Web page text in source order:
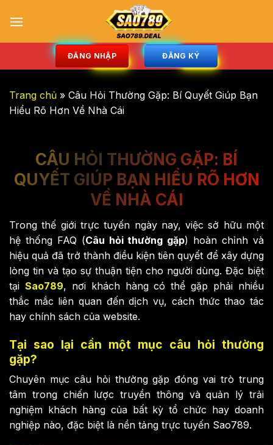
qua
ĐĂNG NHẬP ĐĂNG KÝ
Trang chủ » Câu Hỏi Thường Gặp: Bí Quyết Giúp Bạn
Hiểu Rõ Hơn Về Nhà Cái
CÂU HỎI THƯỜNG GẶP: BÍ
QUYẾT GIÚP BẠN HIỂU RÕ HƠN
VỀ NHÀ CÁI
Trong thế giới trực tuyến ngày nay, việc sở hữu một
hệ thống FAQ (Câu hỏi thường gặp) hoàn chỉnh và
hiệu quả đã trở thành điều kiện tiên quyết để xây dựng
lòng tin và tạo sự thuận tiện cho người dùng. Đặc biệt
tại Sao789, nơi khách hàng có thể gặp phải nhiều
thắc mắc liên quan đến dịch vụ, cách thức thao tác
hay chính sách của website.
Tại sao lại cần một mục câu hỏi thường
gặp?
Chuyên mục câu hỏi thường gặp đóng vai trò trung
tâm trong chiến lược truyền thông và quản lý trải
nghiệm khách hàng của bất kỳ tổ chức hay doanh
nghiệp nào, đặc biệt là nền tảng trực tuyến Sao789.